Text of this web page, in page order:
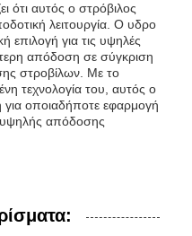
ότι αυτός ο στρόβιλος
λειτουργία. Ο υδρο
επιλογή για τις υψηλές
απόδοση σε σύγκριση
στροβίλων. Με το
τεχνολογία του, αυτός ο
για οποιαδήποτε εφαρμογή
υψηλής απόδοσης